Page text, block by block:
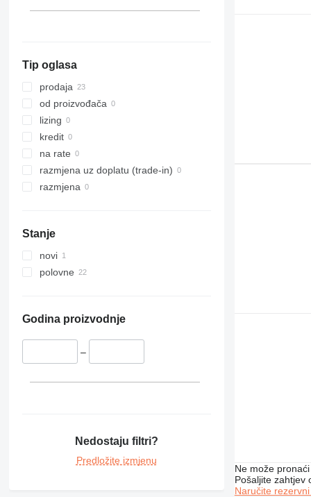
Tip oglasa
prodaja
od proizvođača
lizing
kredit
na rate
razmjena uz doplatu (trade-in)
razmjena
Stanje
novi
polovne
Godina proizvodnje
–
Nedostaju filtri?
Predložite izmjenu
Ne može
Pošaljite zahtjev
Naručite